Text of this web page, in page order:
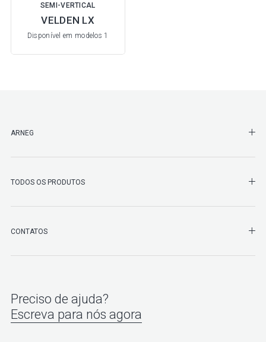
SEMI-VERTICAL
VELDEN LX
Disponível em modelos 1
ARNEG
TODOS OS PRODUTOS
CONTATOS
Preciso de ajuda?
Escreva para nós agora